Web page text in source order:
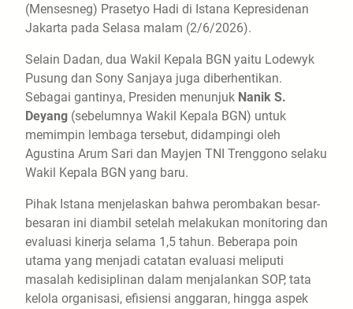
(Mensesneg) Prasetyo Hadi di Istana Kepresidenan
Jakarta pada Selasa malam (2/6/2026).
Selain Dadan, dua Wakil Kepala BGN yaitu Lodewyk
Pusung dan Sony Sanjaya juga diberhentikan.
Sebagai gantinya, Presiden menunjuk Nanik S.
Deyang (sebelumnya Wakil Kepala BGN) untuk
memimpin lembaga tersebut, didampingi oleh
Agustina Arum Sari dan Mayjen TNI Trenggono selaku
Wakil Kepala BGN yang baru.
Pihak Istana menjelaskan bahwa perombakan besar-
besaran ini diambil setelah melakukan monitoring dan
evaluasi kinerja selama 1,5 tahun. Beberapa poin
utama yang menjadi catatan evaluasi meliputi
masalah kedisiplinan dalam menjalankan SOP, tata
kelola organisasi, efisiensi anggaran, hingga aspek